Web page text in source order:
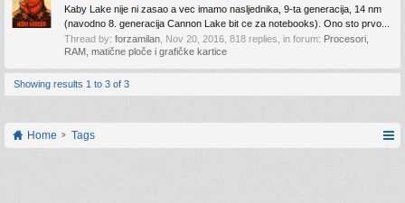
Kaby Lake nije ni zasao a vec imamo nasljednika, 9-ta generacija, 14 nm
(navodno 8. generacija Cannon Lake bit ce za notebooks). Ono sto prvo...
Thread by: forzamilan Nov 20, 2016 , 818 replies, in forum: Procesori,
RAM, matične ploče i grafičke kartice
Showing results 1 to 3 of 3
Home Tags